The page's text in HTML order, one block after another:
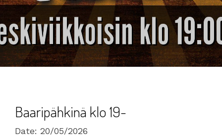
Baaripähkinä klo 19-
Date: 20/05/2026